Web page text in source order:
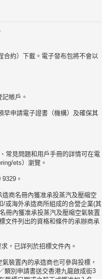
約）下載。電子發布包將不會以
帳戶。
早申請電子證書（機構）及確保其
常見問題和用戶手冊的詳情可在電
ets）瀏覽。
。
商名冊內獲准承投蒸汽及壓縮空
/或海外承造商所組成的合營企業(其
冊內獲准承投蒸汽及壓縮空氣裝置
文件列出的資格和條件的承辦商承
，已詳列於招標文件內。
裝置內的承造商也可參與投標，
類別申請書送交香港九龍啟成街3